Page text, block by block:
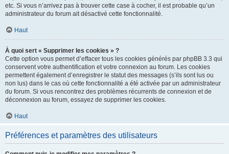
etc. Si vous n’arrivez pas à trouver cette case à cocher, il est probable qu’un
administrateur du forum ait désactivé cette fonctionnalité.
Haut
À quoi sert « Supprimer les cookies » ?
Cette option vous permet d’effacer tous les cookies générés par phpBB 3.3 qui
conservent votre authentification et votre connexion au forum. Les cookies
permettent également d’enregistrer le statut des messages (s’ils sont lus ou
non lus) dans le cas où cette fonctionnalité a été activée par un administrateur
du forum. Si vous rencontrez des problèmes récurrents de connexion et de
déconnexion au forum, essayez de supprimer les cookies.
Haut
Préférences et paramètres des utilisateurs